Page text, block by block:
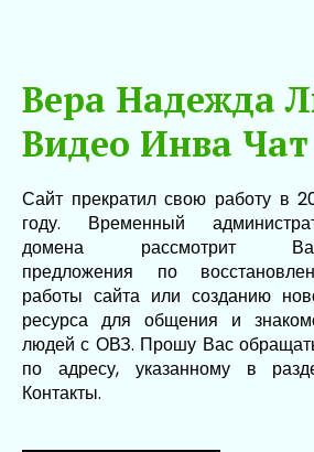
Вера Надежда
Видео Инва Чат
Сайт прекратил свою работу в
году. Временный
домена рассмотрит
предложения по
работы сайта или созданию
ресурса для общения и
людей с ОВЗ. Прошу Вас
по адресу, указанному в
Контакты.